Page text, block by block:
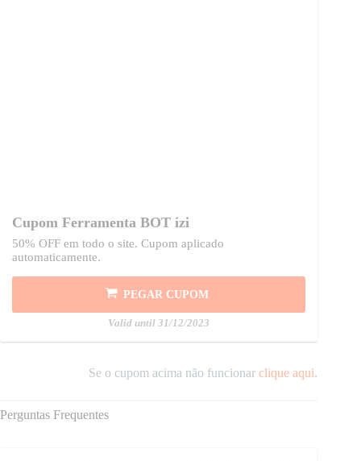
Cupom Ferramenta BOT izi
50% OFF em todo o site. Cupom aplicado
automaticamente.
PEGAR CUPOM
Valid until 31/12/2023
Se o cupom acima não funcionarclique aqui.
Perguntas Frequentes